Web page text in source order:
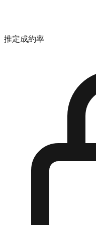
推定成約率